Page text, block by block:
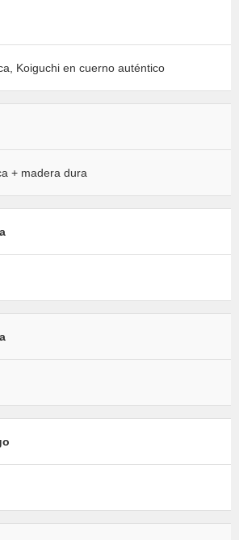
Koiguchi en cuerno auténtico
+ madera dura